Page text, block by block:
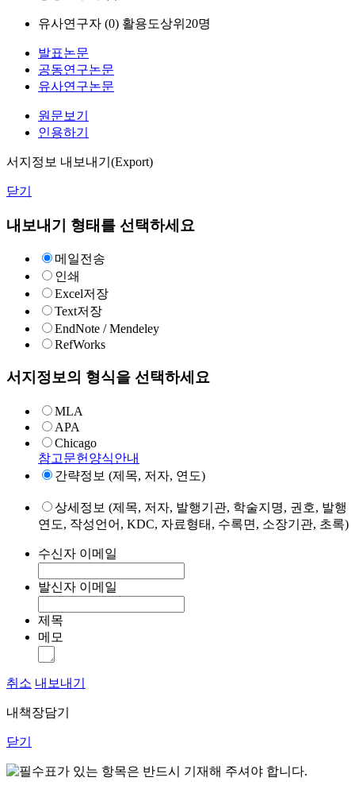
유사연구자 (0) 활용도상위20명
발표논문
공동연구논문
유사연구논문
원문보기
인용하기
서지정보 내보내기(Export)
닫기
내보내기 형태를 선택하세요
메일전송
인쇄
Excel저장
Text저장
EndNote / Mendeley
RefWorks
서지정보의 형식을 선택하세요
MLA
APA
Chicago
참고문헌양식안내
간략정보 (제목, 저자, 연도)
상세정보 (제목, 저자, 발행기관, 학술지명, 권호, 발행
연도, 작성언어, KDC, 자료형태, 수록면, 소장기관, 초록)
수신자 이메일
발신자 이메일
제목
메모
취소 내보내기
내책장담기
닫기
표가 있는 항목은 반드시 기재해 주셔야 합니다.